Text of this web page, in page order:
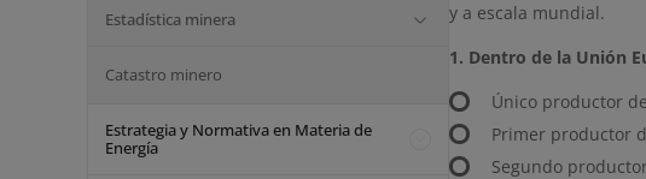
Estadística minera
Catastro minero
Estrategia y Normativa en Materia de
Energía
y a escala mundial.
1. Dentro de la Unión
Único productor
Primer productor
Segundo